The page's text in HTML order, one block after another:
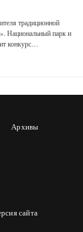
традиционной
Национальный парк и
конкурс…
Архивы
сайта